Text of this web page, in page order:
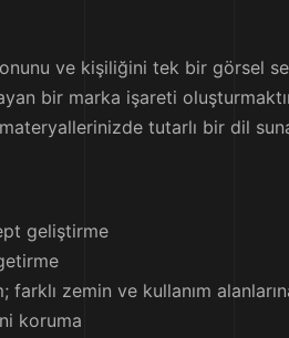
ve kişiliğini tek bir görsel
bir marka işareti
tutarlı bir dil
geliştirme
zemin ve kullanım
koruma